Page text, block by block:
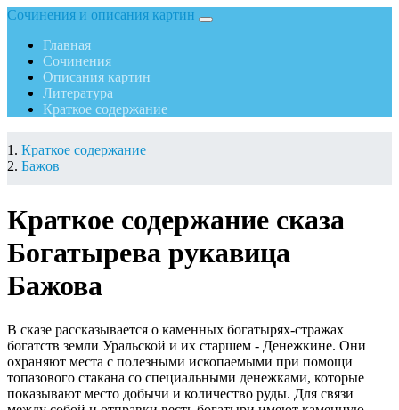
Сочинения и описания картин
Главная
Сочинения
Описания картин
Литература
Краткое содержание
Краткое содержание
Бажов
Краткое содержание сказа
Богатырева рукавица
Бажова
В сказе рассказывается о каменных богатырях-стражах
богатств земли Уральской и их старшем - Денежкине. Они
охраняют места с полезными ископаемыми при помощи
топазового стакана со специальными денежками, которые
показывают место добычи и количество руды. Для связи